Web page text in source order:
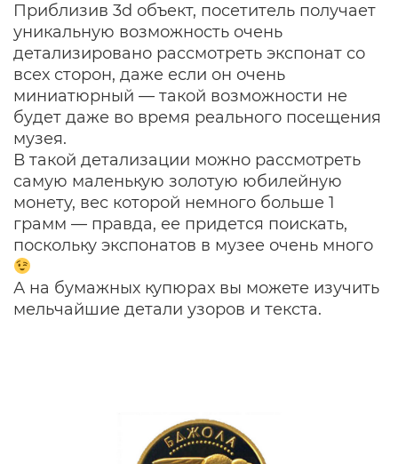
Приблизив 3d объект, посетитель получает
уникальную возможность очень
детализировано рассмотреть экспонат со
всех сторон, даже если он очень
миниатюрный — такой возможности не
будет даже во время реального посещения
музея.
В такой детализации можно рассмотреть
самую маленькую золотую юбилейную
монету, вес которой немного больше 1
грамм — правда, ее придется поискать,
поскольку экспонатов в музее очень много
А на бумажных купюрах вы можете изучить
мельчайшие детали узоров и текста.